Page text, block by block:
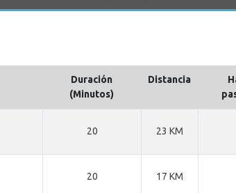
Duración
(Minutos)
Distancia
20 23 KM
20 17 KM